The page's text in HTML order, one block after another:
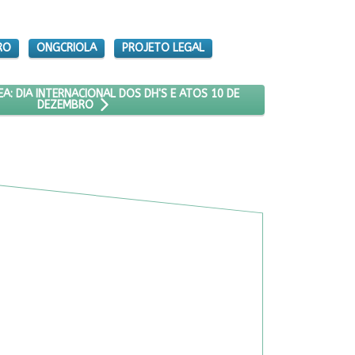
ONGCRIOLA PROJETO LEGAL
MANIFESTO CFEMEA: DIA INTERNACIONAL DOS DH'S E ATOS 10 DE
DIA INTERNACIONAL DOS DH'S E ATOS 10 DE
DEZEMBRO